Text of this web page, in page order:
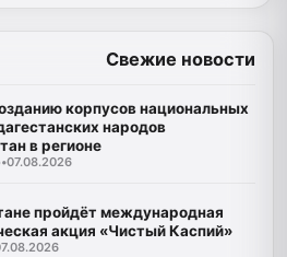
Свежие новости
корпусов национальных
народов
в регионе
•07.08.2026
пройдёт международная
акция «Чистый Каспий»